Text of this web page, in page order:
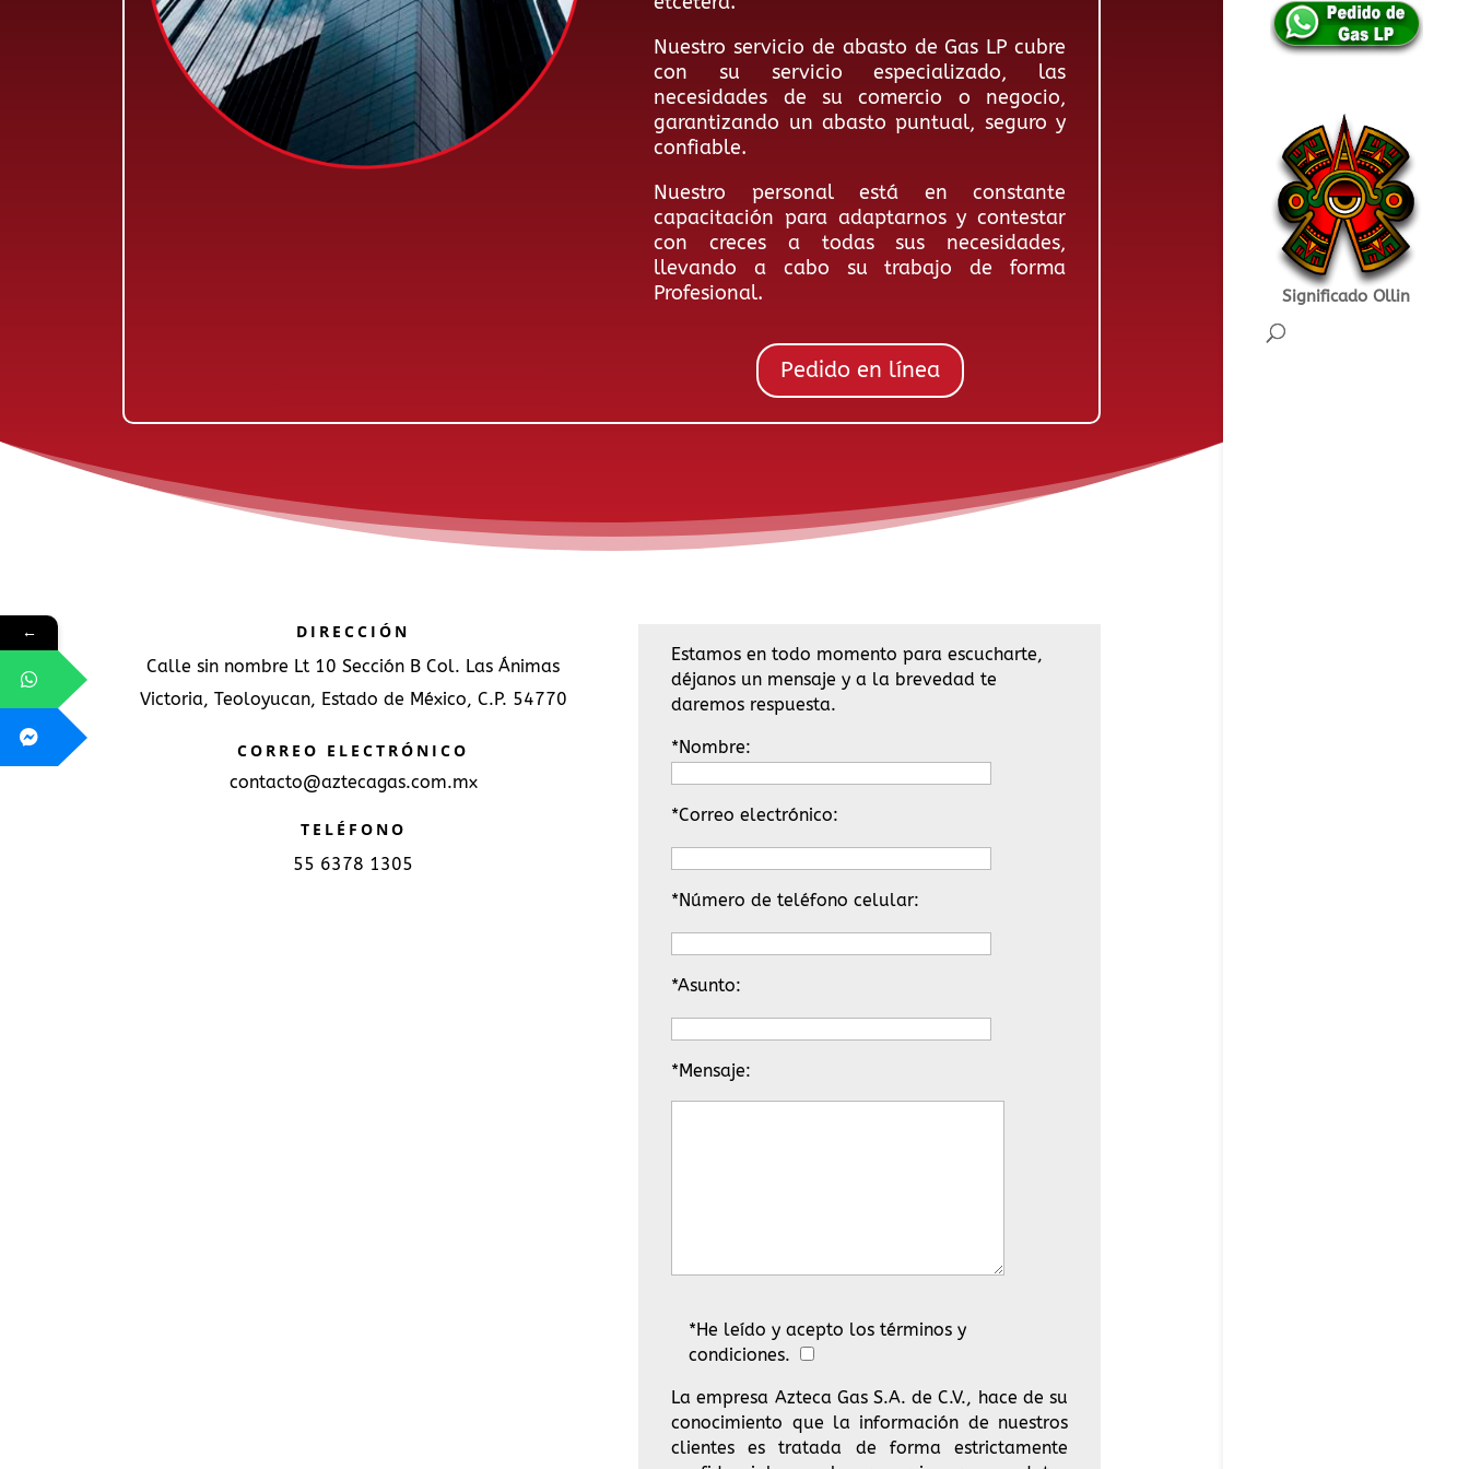
Significado Ollin
Nuestro servicio de abasto de Gas LP cubre
con su servicio especializado, las
necesidades de su comercio o negocio,
garantizando un abasto puntual, seguro y
confiable.
Nuestro personal está en constante
capacitación para adaptarnos y contestar
con creces a todas sus necesidades,
llevando a cabo su trabajo de forma
Profesional.
Pedido en línea
DIRECCIÓN
Calle sin nombre Lt 10 Sección B Col. Las Ánimas
Victoria, Teoloyucan, Estado de México, C.P. 54770
CORREO ELECTRÓNICO
contacto@aztecagas.com.mx
TELÉFONO
55 6378 1305
Estamos en todo momento para escucharte,
déjanos un mensaje y a la brevedad te
daremos respuesta.
*Nombre:
*Correo electrónico:
*Número de teléfono celular:
*Asunto:
*Mensaje:
*He leído y acepto los términos y
condiciones.
La empresa Azteca Gas S.A. de C.V., hace de su
conocimiento que la información de nuestros
clientes es tratada de forma estrictamente
←